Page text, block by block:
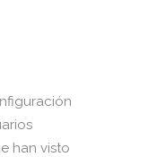
han visto